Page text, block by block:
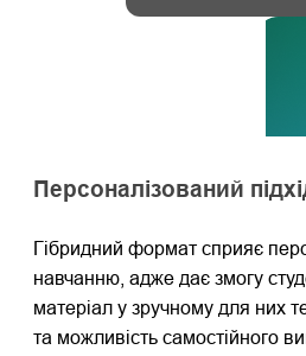
Персоналізований
Гібридний формат сприяє
навчанню, адже дає змогу
матеріал у зручному для них
та можливість самостійного